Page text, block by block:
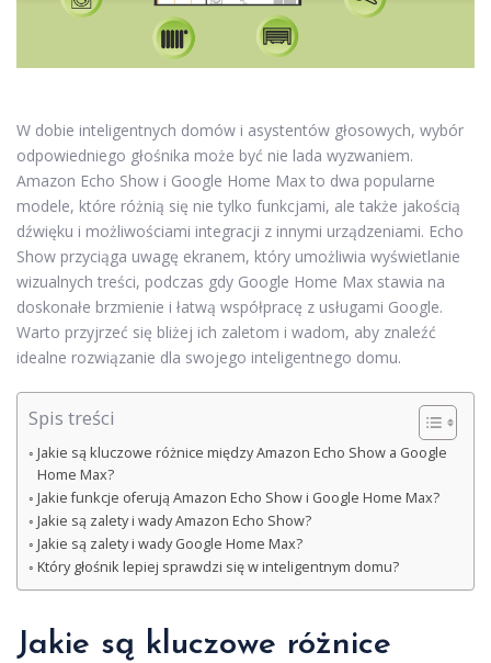
W dobie inteligentnych domów i asystentów głosowych, wybór
odpowiedniego głośnika może być nie lada wyzwaniem.
Amazon Echo Show i Google Home Max to dwa popularne
modele, które różnią się nie tylko funkcjami, ale także jakością
dźwięku i możliwościami integracji z innymi urządzeniami. Echo
Show przyciąga uwagę ekranem, który umożliwia wyświetlanie
wizualnych treści, podczas gdy Google Home Max stawia na
doskonałe brzmienie i łatwą współpracę z usługami Google.
Warto przyjrzeć się bliżej ich zaletom i wadom, aby znaleźć
idealne rozwiązanie dla swojego inteligentnego domu.
Spis treści
Jakie są kluczowe różnice między Amazon Echo Show a Google
Home Max?
Jakie funkcje oferują Amazon Echo Show i Google Home Max?
Jakie są zalety i wady Amazon Echo Show?
Jakie są zalety i wady Google Home Max?
Który głośnik lepiej sprawdzi się w inteligentnym domu?
Jakie są kluczowe różnice